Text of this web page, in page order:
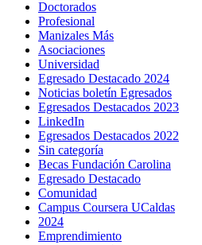
Doctorados
Profesional
Manizales Más
Asociaciones
Universidad
Egresado Destacado 2024
Noticias boletín Egresados
Egresados Destacados 2023
LinkedIn
Egresados Destacados 2022
Sin categoría
Becas Fundación Carolina
Egresado Destacado
Comunidad
Campus Coursera UCaldas
2024
Emprendimiento